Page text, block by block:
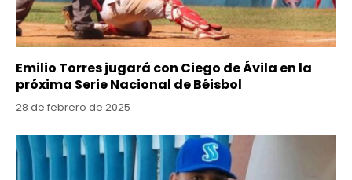
Emilio Torres jugará con Ciego de Ávila en la
próxima Serie Nacional de Béisbol
28 de febrero de 2025